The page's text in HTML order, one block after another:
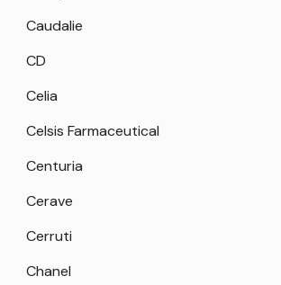
Caudalie
CD
Celia
Celsis Farmaceutical
Centuria
Cerave
Cerruti
Chanel